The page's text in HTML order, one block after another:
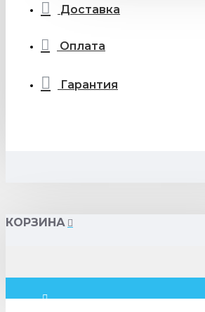
Доставка
Оплата
Гарантия
КОРЗИНА